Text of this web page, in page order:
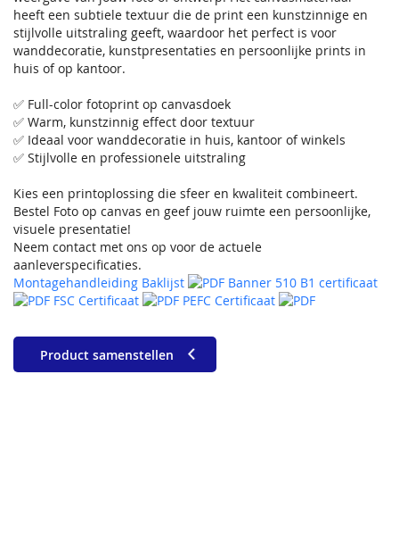
heeft een subtiele textuur die de print een kunstzinnige en
stijlvolle uitstraling geeft, waardoor het perfect is voor
wanddecoratie, kunstpresentaties en persoonlijke prints in
huis of op kantoor.
✅ Full-color fotoprint op canvasdoek
✅ Warm, kunstzinnig effect door textuur
✅ Ideaal voor wanddecoratie in huis, kantoor of winkels
✅ Stijlvolle en professionele uitstraling
Kies een printoplossing die sfeer en kwaliteit combineert.
Bestel Foto op canvas en geef jouw ruimte een persoonlijke,
visuele presentatie!
Neem contact met ons op voor de actuele
aanleverspecificaties.
Montagehandleiding Baklijst
Banner 510 B1 certificaat
FSC Certificaat
PEFC Certificaat
Product samenstellen